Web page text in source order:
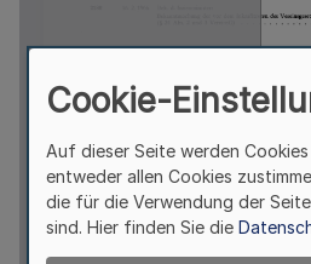
Cookie-
Auf dieser Seite werden
entweder allen Cookies
die für die Verwendung der
sind. Hier finden Sie die